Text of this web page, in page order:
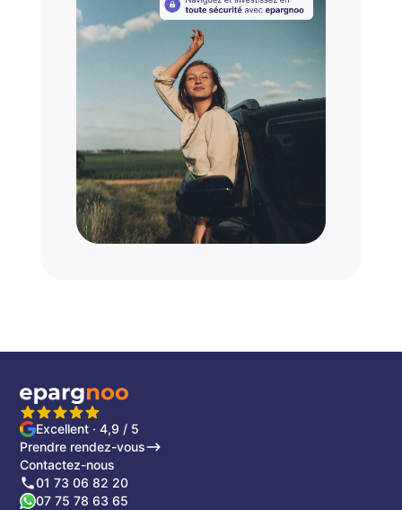
Excellent · 4,9 / 5
Prendre rendez-vous
Contactez-nous
01 73 06 82 20
07 75 78 63 65